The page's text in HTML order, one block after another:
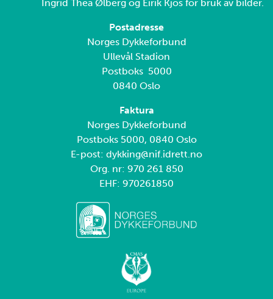
Ingrid Thea Ølberg og Eirik Kjos for bruk av bilder.
Postadresse
Norges Dykkeforbund
Ullevål Stadion
Postboks 5000
0840 Oslo
Faktura
Norges Dykkeforbund
Postboks 5000, 0840 Oslo
E-post: dykking@nif.idrett.no
Org. nr: 970 261 850
EHF: 970261850